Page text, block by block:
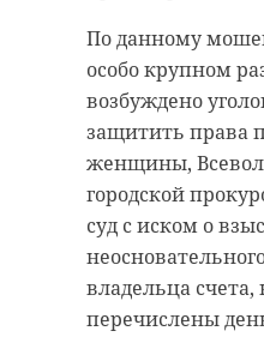
По данному
особо крупном
возбуждено
защитить права
женщины,
городской
суд с иском о
владельца
перечислены
председателя
обращение. Как
на протяжении
за
очистных
Рощинку,
залив,
неочищенных
приводит к
водоемов. При
метят, чтобы
что территория
нарушали
Прямых
стараются
биолог и автор
твари по паре»
Однако если кто-
нарушил
объяснят, как